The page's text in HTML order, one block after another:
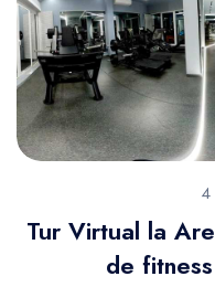
4
Tur Virtual la
de